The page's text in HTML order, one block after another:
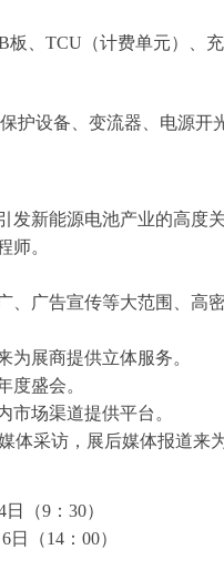
板、TCU（计费单元）、
护设备、变流器、电源开
新能源电池产业的高度
师。
广告宣传等大范围、高
展商提供立体服务。
度盛会。
场渠道提供平台。
体采访，展后媒体报道来
日 （9：30）
6日 （14：00）